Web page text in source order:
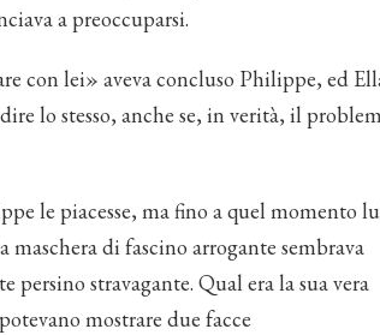
a preoccuparsi.
con lei» aveva concluso Philippe, ed
lo stesso, anche se, in verità, il
le piacesse, ma fino a quel momento
maschera di fascino arrogante sembrava
persino stravagante. Qual era la sua vera
mostrare due facce